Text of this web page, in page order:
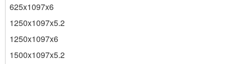
625x1097x6
1250x1097x5.2
1250x1097x6
1500x1097x5.2